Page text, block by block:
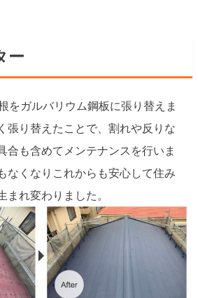
ー
をガルバリウム鋼板に張り替えま
張り替えたことで、割れや反りな
合も含めてメンテナンスを行いま
なくなりこれからも安心して住み
まれ変わりました。